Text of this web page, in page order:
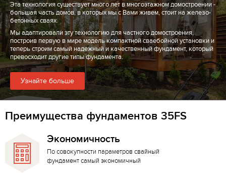
Эта технология существует много лет в многоэтажном домостроении -
большая часть домов, в которых мы с Вами живем, стоит на железо-
бетонных сваях.
Мы адаптировали эту технологию для частного домостроения,
построив первую в мире модель компактной сваебойной установки и
теперь строим самый надежный и качественный фундамент, который
превосходит другие типы фундамента.
Узнайте больше
Преимущества фундаментов 35FS
Экономичность
По совокупности параметров свайный
фундамент самый экономичный